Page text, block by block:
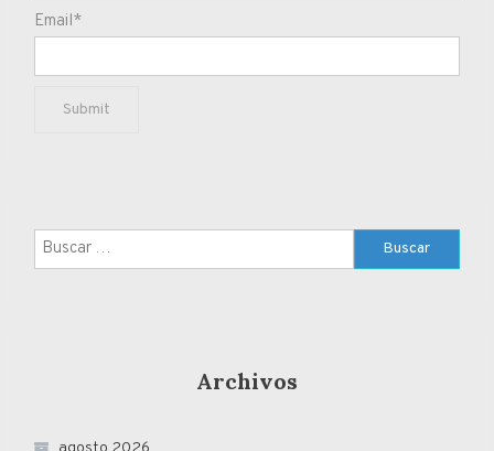
Email*
Buscar:
Archivos